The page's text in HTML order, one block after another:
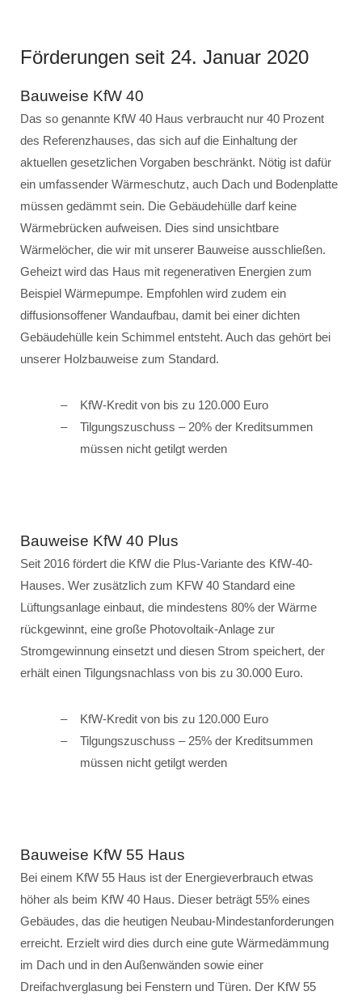
Förderungen seit 24. Januar 2020
Bauweise KfW 40
Das so genannte KfW 40 Haus verbraucht nur 40 Prozent
des Referenzhauses, das sich auf die Einhaltung der
aktuellen gesetzlichen Vorgaben beschränkt. Nötig ist dafür
ein umfassender Wärmeschutz, auch Dach und Bodenplatte
müssen gedämmt sein. Die Gebäudehülle darf keine
Wärmebrücken aufweisen. Dies sind unsichtbare
Wärmelöcher, die wir mit unserer Bauweise ausschließen.
Geheizt wird das Haus mit regenerativen Energien zum
Beispiel Wärmepumpe. Empfohlen wird zudem ein
diffusionsoffener Wandaufbau, damit bei einer dichten
Gebäudehülle kein Schimmel entsteht. Auch das gehört bei
unserer Holzbauweise zum Standard.
KfW-Kredit von bis zu 120.000 Euro
Tilgungszuschuss – 20% der Kreditsummen
müssen nicht getilgt werden
Bauweise KfW 40 Plus
Seit 2016 fördert die KfW die Plus-Variante des KfW-40-
Hauses. Wer zusätzlich zum KFW 40 Standard eine
Lüftungsanlage einbaut, die mindestens 80% der Wärme
rückgewinnt, eine große Photovoltaik-Anlage zur
Stromgewinnung einsetzt und diesen Strom speichert, der
erhält einen Tilgungsnachlass von bis zu 30.000 Euro.
KfW-Kredit von bis zu 120.000 Euro
Tilgungszuschuss – 25% der Kreditsummen
müssen nicht getilgt werden
Bauweise KfW 55 Haus
Bei einem KfW 55 Haus ist der Energieverbrauch etwas
höher als beim KfW 40 Haus. Dieser beträgt 55% eines
Gebäudes, das die heutigen Neubau-Mindestanforderungen
erreicht. Erzielt wird dies durch eine gute Wärmedämmung
im Dach und in den Außenwänden sowie einer
Dreifachverglasung bei Fenstern und Türen. Der KfW 55